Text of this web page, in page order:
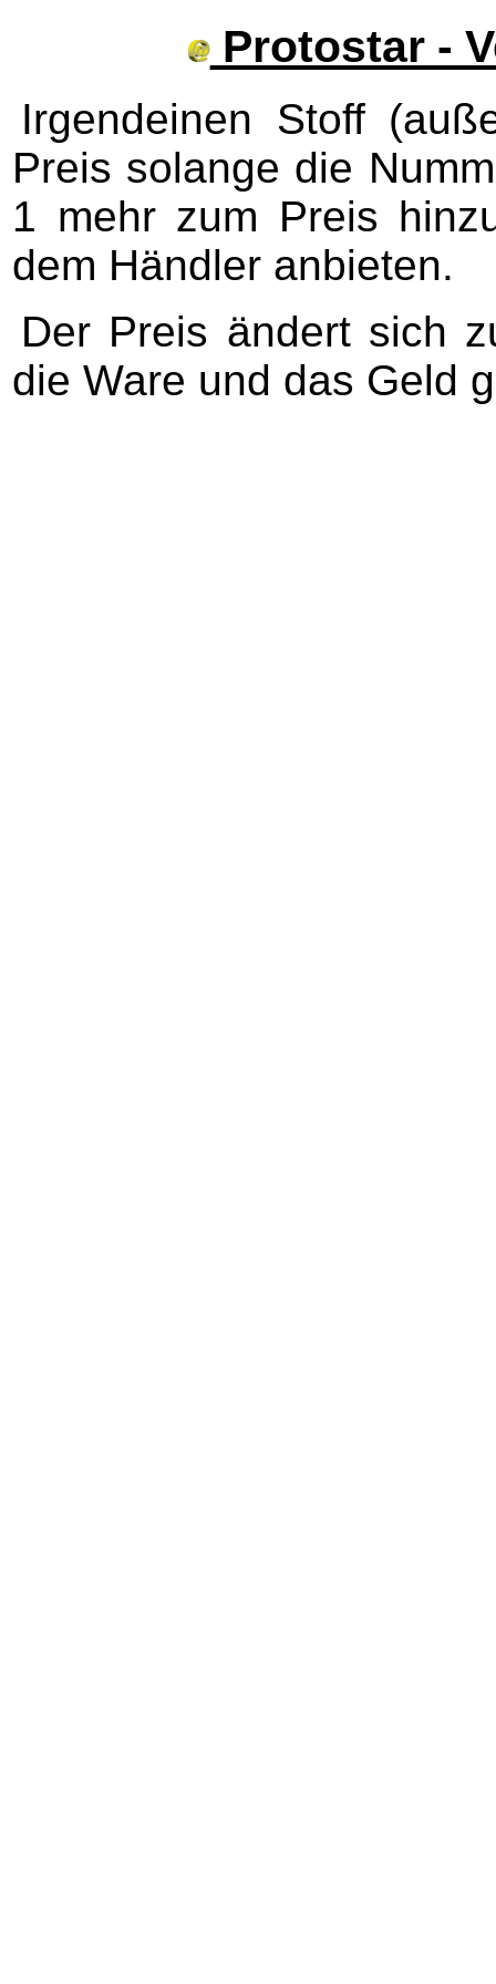
Protostar -
Irgendeinen Stoff
Preis solange die
1 mehr zum Preis
dem Händler anbieten.
Der Preis ändert sich
die Ware und das Geld